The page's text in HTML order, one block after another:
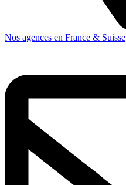
Nos agences en France & Suisse